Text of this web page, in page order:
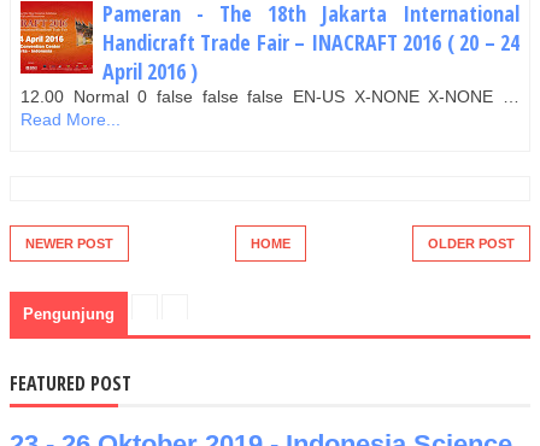
Pameran - The 18th Jakarta International
Handicraft Trade Fair – INACRAFT 2016 ( 20 – 24
April 2016 )
12.00 Normal 0 false false false EN-US X-NONE X-NONE …
Read More...
NEWER POST OLDER POST
HOME
Pengunjung
FEATURED POST